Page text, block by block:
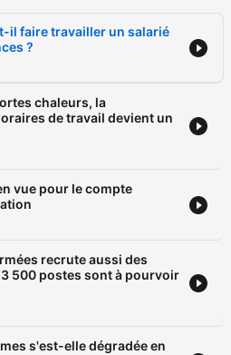
il faire travailler un salarié
?
chaleurs, la
de travail devient un
vue pour le compte
recrute aussi des
500 postes sont à pourvoir
s'est-elle dégradée en